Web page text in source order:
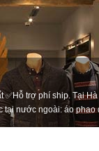
trợ phí ship. Tại
nước ngoài: áo